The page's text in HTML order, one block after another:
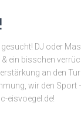
DJ oder
ein bisschen
an den
wir den Sport
eisvoegel.de!